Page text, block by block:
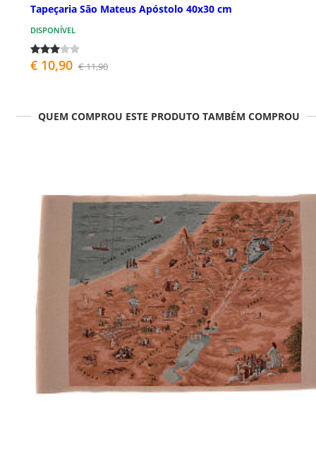
Tapeçaria São Mateus Apóstolo 40x30 cm
DISPONÍVEL
€ 10,90 € 11,90
QUEM COMPROU ESTE PRODUTO TAMBÉM COMPROU